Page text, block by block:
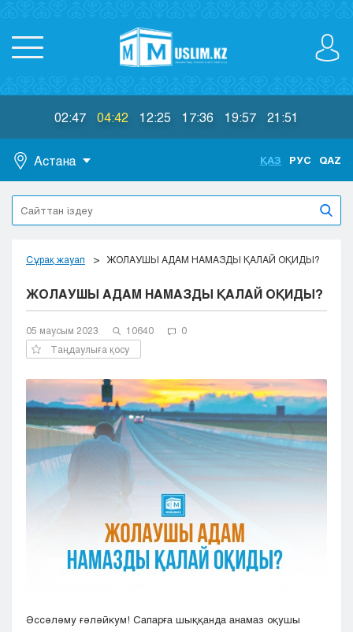
02:47 04:42 12:25 17:36 19:57 21:51
Астана
Астана
Алматы
Актобе
Жезказган
Караганда
Кокшетау
Костанай
Павлодар
Петропавловск
Семей
Талдыкорган
Тараз
Туркестан
ҚАЗ РУС QAZ
Сұрақ жауап ЖОЛАУШЫ АДАМ НАМАЗДЫ ҚАЛАЙ ОҚИДЫ?
ЖОЛАУШЫ АДАМ НАМАЗДЫ ҚАЛАЙ ОҚИДЫ?
05 маусым 2023 10640
0
Таңдаулыға қосу
Әссәләму ғәләйкум! Сапарға шыққанда анамаз оқушы